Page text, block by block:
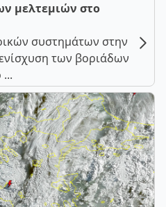
μελτεμιών στο
συστημάτων στην
των βοριάδων